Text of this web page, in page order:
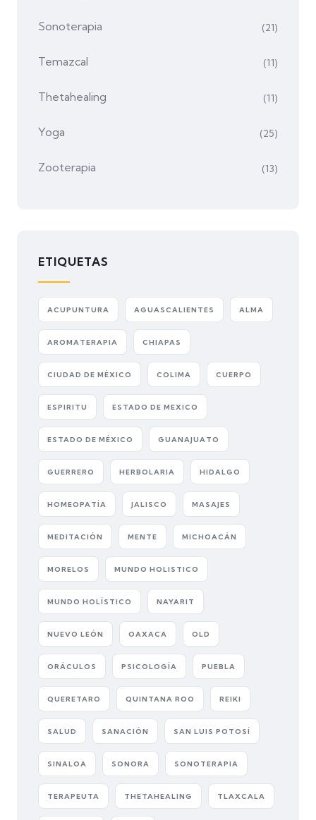
Sonoterapia (21)
Temazcal (11)
Thetahealing (11)
Yoga (25)
Zooterapia (13)
ETIQUETAS
ACUPUNTURA AGUASCALIENTES ALMA
AROMATERAPIA CHIAPAS
CIUDAD DE MÉXICO COLIMA CUERPO
ESPIRITU ESTADO DE MEXICO
ESTADO DE MÉXICO GUANAJUATO
GUERRERO HERBOLARIA HIDALGO
HOMEOPATÍA JALISCO MASAJES
MEDITACIÓN MENTE MICHOACÁN
MORELOS MUNDO HOLISTICO
MUNDO HOLÍSTICO NAYARIT
NUEVO LEÓN OAXACA OLD
ORÁCULOS PSICOLOGÍA PUEBLA
QUERETARO QUINTANA ROO REIKI
SALUD SANACIÓN SAN LUIS POTOSÍ
SINALOA SONORA SONOTERAPIA
TERAPEUTA THETAHEALING TLAXCALA